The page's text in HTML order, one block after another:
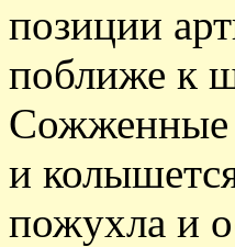
позиции
поближе к
Сожженные
и
пожухла и